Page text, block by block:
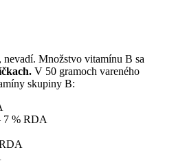
Množstvo vitamínu B sa
V 50 gramoch vareného
skupiny B:
7 % RDA